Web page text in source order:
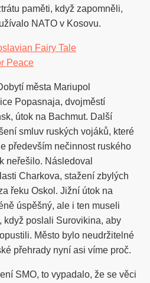
paměti, když zapomněli,
NATO v Kosovu.
Fairy Tale
Peace
města Mariupol
Popasnaja, dvojměstí
útok na Bachmut. Další
smluv ruských vojáků, které
především nečinnost ruského
neřešilo. Následoval
Charkova, stažení zbylých
řeku Oskol. Jižní útok na
úspěšný, ale i ten museli
když poslali Surovikina, aby
Město bylo neudržitelné
přehrady nyní asi víme proč.
SMO, to vypadalo, že se věci